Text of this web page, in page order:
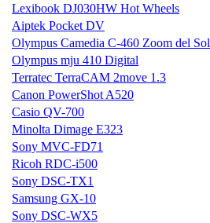
Lexibook DJ030HW Hot Wheels
Aiptek Pocket DV
Olympus Camedia C-460 Zoom del Sol
Olympus mju 410 Digital
Terratec TerraCAM 2move 1.3
Canon PowerShot A520
Casio QV-700
Minolta Dimage E323
Sony MVC-FD71
Ricoh RDC-i500
Sony DSC-TX1
Samsung GX-10
Sony DSC-WX5